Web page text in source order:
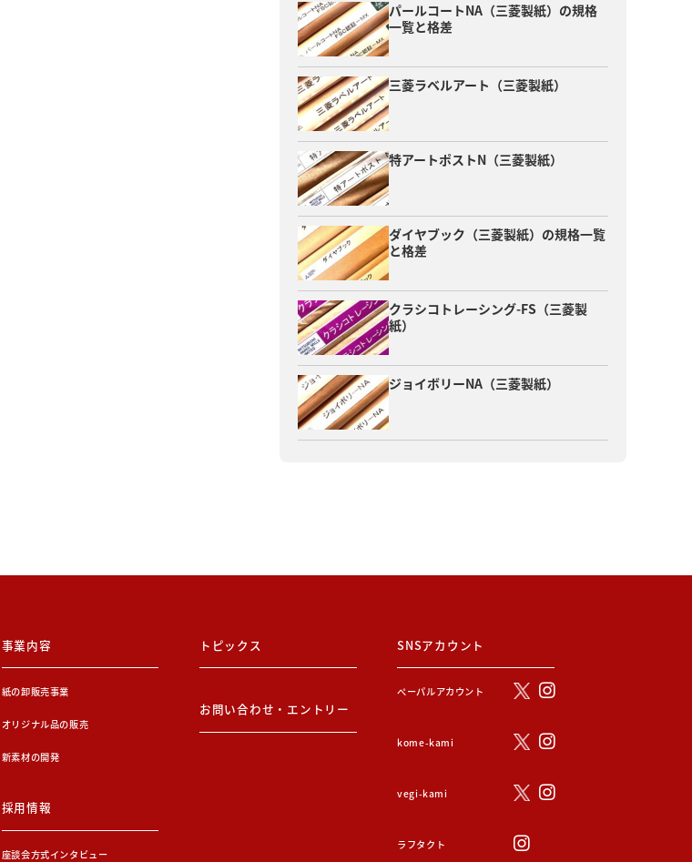
パールコートNA（三菱製紙）の規格
一覧と格差
三菱ラベルアート（三菱製紙）
特アートポストN（三菱製紙）
ダイヤブック（三菱製紙）の規格一覧
と格差
クラシコトレーシング-FS（三菱製
紙）
ジョイボリーNA（三菱製紙）
事業内容
紙の卸販売事業
オリジナル品の販売
新素材の開発
採用情報
座談会方式インタビュー
トピックス
お問い合わせ・エントリー
SNSアカウント
ぺーパルアカウント
kome-kami
vegi-kami
ラフタクト